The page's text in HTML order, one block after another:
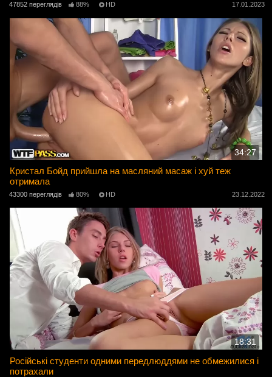
47852 переглядів 88% HD 17.01.2023
34:27
Кристал Бойд прийшла на масляний масаж і хуй теж
отримала
43300 переглядів 80% HD 23.12.2022
18:31
Російські студенти одними передлюддями не обмежилися і
потрахали